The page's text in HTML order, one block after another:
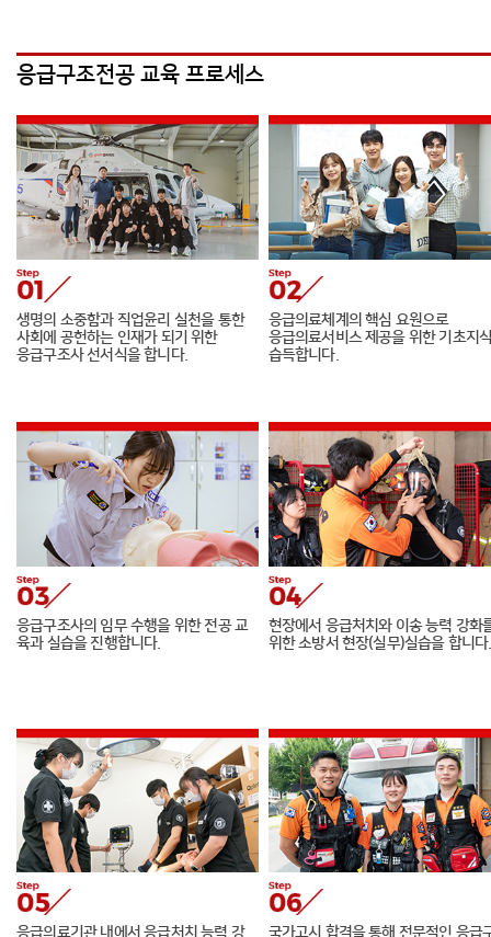
응급구조전공 교육 프로세스
생명의 소중함과 직업윤리 실천을 통한
사회에 공헌하는 인재가 되기 위한
응급구조사 선서식을 합니다.
응급의료체계의 핵심 요원으로
응급의료서비스 제공을 위한 기초지
습득합니다.
응급구조사의 임무 수행을 위한 전공 교
육과 실습을 진행합니다.
현장에서 응급처치와 이송 능력 강화
위한 소방서 현장(실무)실습을 합니다.
응급의료기관 내에서 응급처치 능력 강 국가고시 합격을 통해 전문적인 응급